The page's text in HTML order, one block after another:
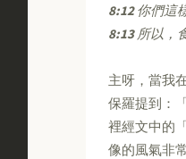
8:12你們這
8:13所以，
主呀，當我
保羅提到：
裡經文中的
像的風氣非